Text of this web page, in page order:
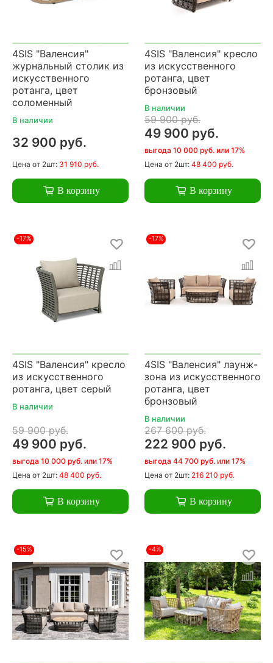
4SIS "Валенсия"
журнальный столик из
искусственного
ротанга, цвет
соломенный
В наличии
32 900 руб.
Цена от 2шт: 31 910 руб.
В корзину
4SIS "Валенсия" кресло
из искусственного
ротанга, цвет
бронзовый
В наличии
59 900 руб.
49 900 руб.
выгода 10 000 руб. или 17%
Цена от 2шт: 48 400 руб.
В корзину
-17%
4SIS "Валенсия" кресло
из искусственного
ротанга, цвет серый
В наличии
59 900 руб.
49 900 руб.
выгода 10 000 руб. или 17%
Цена от 2шт: 48 400 руб.
В корзину
-17%
4SIS "Валенсия" лаунж-
зона из искусственного
ротанга, цвет
бронзовый
В наличии
267 600 руб.
222 900 руб.
выгода 44 700 руб. или 17%
Цена от 2шт: 216 210 руб.
В корзину
-15% -4%